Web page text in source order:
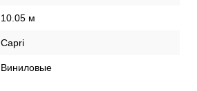
10.05 м
Capri
Виниловые